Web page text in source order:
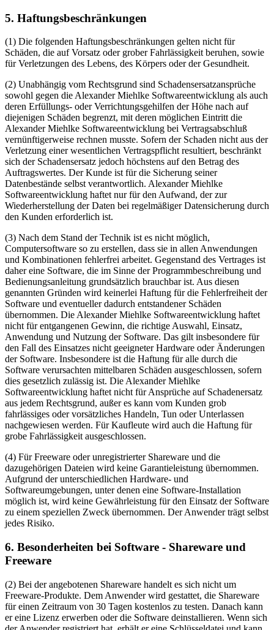
5. Haftungsbeschränkungen
(1) Die folgenden Haftungsbeschränkungen gelten nicht für
Schäden, die auf Vorsatz oder grober Fahrlässigkeit beruhen, sowie
für Verletzungen des Lebens, des Körpers oder der Gesundheit.
(2) Unabhängig vom Rechtsgrund sind Schadensersatzansprüche
sowohl gegen die Alexander Miehlke Softwareentwicklung als auch
deren Erfüllungs- oder Verrichtungsgehilfen der Höhe nach auf
diejenigen Schäden begrenzt, mit deren möglichen Eintritt die
Alexander Miehlke Softwareentwicklung bei Vertragsabschluß
vernünftigerweise rechnen musste. Sofern der Schaden nicht aus der
Verletzung einer wesentlichen Vertragspflicht resultiert, beschränkt
sich der Schadensersatz jedoch höchstens auf den Betrag des
Auftragswertes. Der Kunde ist für die Sicherung seiner
Datenbestände selbst verantwortlich. Alexander Miehlke
Softwareentwicklung haftet nur für den Aufwand, der zur
Wiederherstellung der Daten bei regelmäßiger Datensicherung durch
den Kunden erforderlich ist.
(3) Nach dem Stand der Technik ist es nicht möglich,
Computersoftware so zu erstellen, dass sie in allen Anwendungen
und Kombinationen fehlerfrei arbeitet. Gegenstand des Vertrages ist
daher eine Software, die im Sinne der Programmbeschreibung und
Bedienungsanleitung grundsätzlich brauchbar ist. Aus diesen
genannten Gründen wird keinerlei Haftung für die Fehlerfreiheit der
Software und eventueller dadurch entstandener Schäden
übernommen. Die Alexander Miehlke Softwareentwicklung haftet
nicht für entgangenen Gewinn, die richtige Auswahl, Einsatz,
Anwendung und Nutzung der Software. Das gilt insbesondere für
den Fall des Einsatzes nicht geeigneter Hardware oder Änderungen
der Software. Insbesondere ist die Haftung für alle durch die
Software verursachten mittelbaren Schäden ausgeschlossen, sofern
dies gesetzlich zulässig ist. Die Alexander Miehlke
Softwareentwicklung haftet nicht für Ansprüche auf Schadenersatz
aus jedem Rechtsgrund, außer es kann vom Kunden grob
fahrlässiges oder vorsätzliches Handeln, Tun oder Unterlassen
nachgewiesen werden. Für Kaufleute wird auch die Haftung für
grobe Fahrlässigkeit ausgeschlossen.
(4) Für Freeware oder unregistrierter Shareware und die
dazugehörigen Dateien wird keine Garantieleistung übernommen.
Aufgrund der unterschiedlichen Hardware- und
Softwareumgebungen, unter denen eine Software-Installation
möglich ist, wird keine Gewährleistung für den Einsatz der Software
zu einem speziellen Zweck übernommen. Der Anwender trägt selbst
jedes Risiko.
6. Besonderheiten bei Software - Shareware und
Freeware
(2) Bei der angebotenen Shareware handelt es sich nicht um
Freeware-Produkte. Dem Anwender wird gestattet, die Shareware
für einen Zeitraum von 30 Tagen kostenlos zu testen. Danach kann
er eine Lizenz erwerben oder die Software deinstallieren. Wenn sich